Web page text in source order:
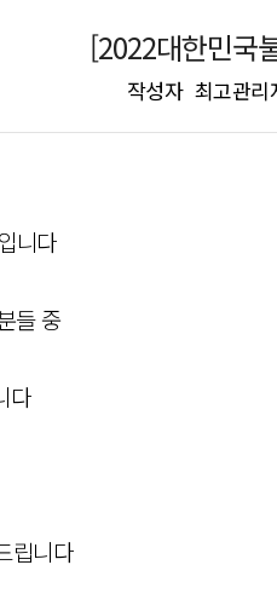
[2022대한민국
작성자 최고관리
니다
들 중
다
립니다